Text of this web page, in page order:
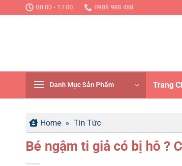
đến
08:00 - 17:00 0988 988 488
Danh Mục Sản Phẩm Trang
Home » Tin Tức
Bé ngậm ti giả có bị hô ?